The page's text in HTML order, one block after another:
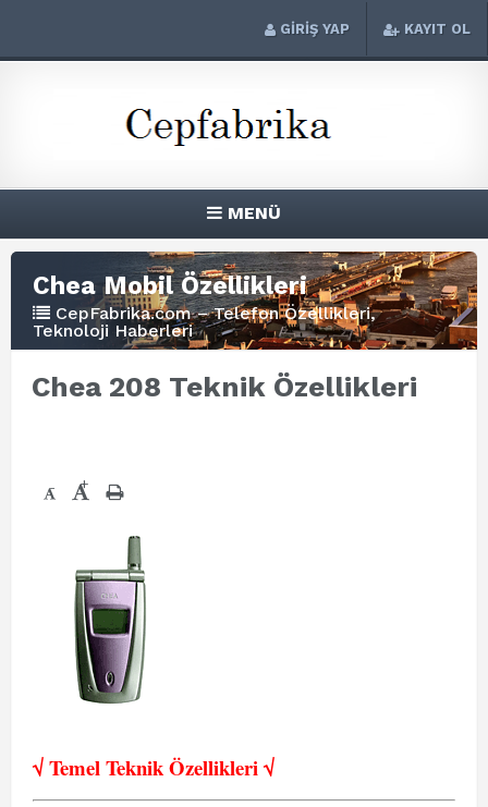
GİRİŞ YAP KAYIT OL
MENÜ
Chea Mobil Özellikleri
CepFabrika.com – Telefon Özellikleri,
Teknoloji Haberleri
Chea 208 Teknik Özellikleri
- +
√ Temel Teknik Özellikleri √